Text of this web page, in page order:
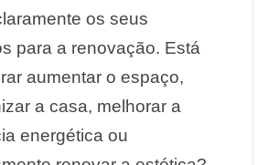
os seus
para a renovação. Está
aumentar o espaço,
a casa, melhorar a
energética ou